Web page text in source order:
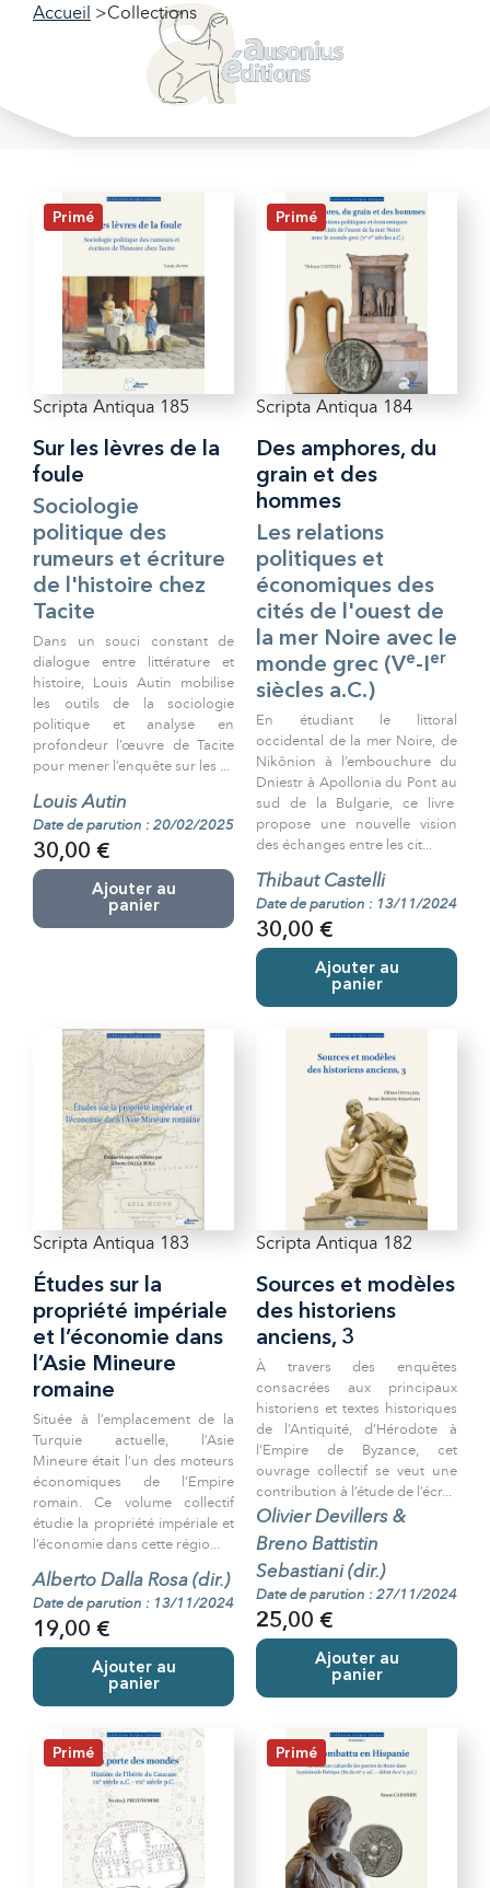
Accueil Collections
Filtrer nos collections
Collections
Primé
Scripta Antiqua 185
Sur les lèvres de la
foule
Sociologie
politique des
rumeurs et écriture
de l'histoire chez
Tacite
Dans un souci constant de
dialogue entre littérature et
histoire, Louis Autin mobilise
les outils de la sociologie
politique et analyse en
profondeur l’œuvre de Tacite
pour mener l’enquête sur les ...
Louis Autin
Date de parution : 20/02/2025
30,00 €
Ajouter au
panier
Primé
Scripta Antiqua 184
Des amphores, du
grain et des
hommes
Les relations
politiques et
économiques des
cités de l'ouest de
la mer Noire avec le
monde grec (Ve-Ier
siècles a.C.)
En étudiant le littoral
occidental de la mer Noire, de
Nikônion à l’embouchure du
Dniestr à Apollonia du Pont au
sud de la Bulgarie, ce livre
propose une nouvelle vision
des échanges entre les cit...
Thibaut Castelli
Date de parution : 13/11/2024
30,00 €
Ajouter au
panier
Scripta Antiqua 183
Études sur la
propriété impériale
et l’économie dans
l’Asie Mineure
romaine
Située à l’emplacement de la
Turquie actuelle, l’Asie
Mineure était l’un des moteurs
économiques de l’Empire
romain. Ce volume collectif
étudie la propriété impériale et
l’économie dans cette régio...
Alberto Dalla Rosa (dir.)
Date de parution : 13/11/2024
19,00 €
Ajouter au
panier
Scripta Antiqua 182
Sources et modèles
des historiens
anciens, 3
À travers des enquêtes
consacrées aux principaux
historiens et textes historiques
de l’Antiquité, d’Hérodote à
l’Empire de Byzance, cet
ouvrage collectif se veut une
contribution à l’étude de l’écr...
Olivier Devillers &
Breno Battistin
Sebastiani (dir.)
Date de parution : 27/11/2024
25,00 €
Ajouter au
panier
Primé Primé